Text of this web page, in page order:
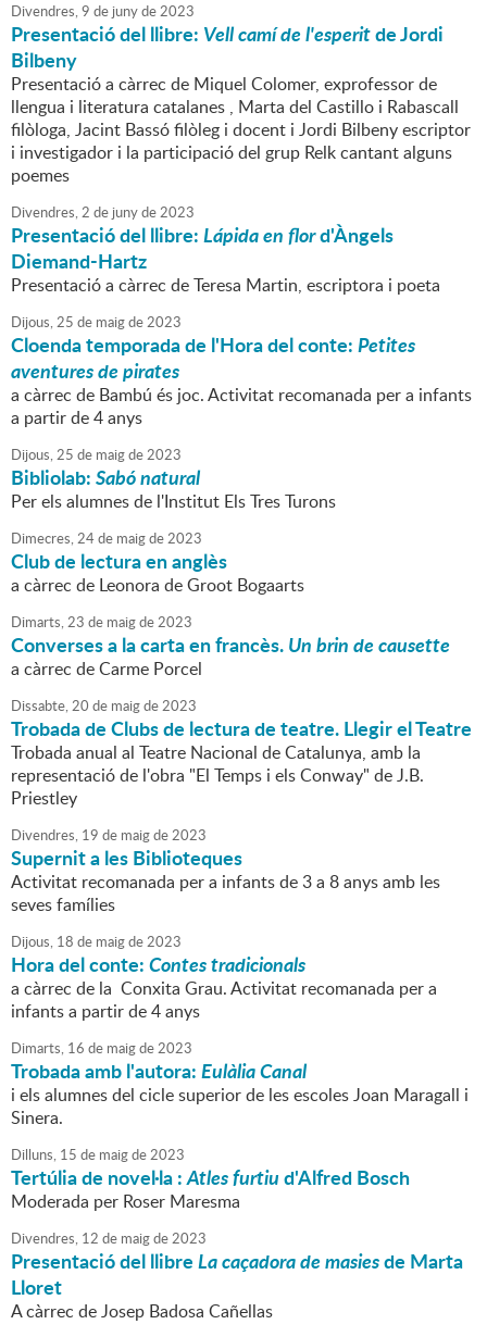
Divendres,9 de junyde2023
Presentació del llibre: Vell camí de l'esperitde Jordi
Bilbeny
Presentació a càrrec de Miquel Colomer, exprofessor de
llengua i literatura catalanes , Marta del Castillo i Rabascall
filòloga, Jacint Bassó filòleg i docent i Jordi Bilbeny escriptor
i investigador i la participació del grup Relk cantant alguns
poemes
Divendres,2 de junyde2023
Presentació del llibre:Lápida en flord'Àngels
Diemand-Hartz
Presentació a càrrec de Teresa Martin, escriptora i poeta
Dijous,25 de maigde2023
Cloenda temporada de l'Hora del conte:Petites
aventures de pirates
a càrrec de Bambú és joc. Activitat recomanada per a infants
a partir de 4 anys
Dijous,25 de maigde2023
Bibliolab:Sabó natural
Per els alumnes de l'Institut Els Tres Turons
Dimecres,24de maigde2023
Club de lectura en anglès
a càrrec de Leonora de Groot Bogaarts
Dimarts,23 de maigde2023
Converses a la carta en francès.Un brin de causette
a càrrec de Carme Porcel
Dissabte,20 de maigde2023
Trobada de Clubs de lectura de teatre. Llegir el Teatre
Trobada anual al Teatre Nacional de Catalunya, amb la
representació de l'obra "El Temps i els Conway" de J.B.
Priestley
Divendres, 19 de maigde2023
Supernit a les Biblioteques
Activitat recomanada per a infants de 3 a 8 anys amb les
seves famílies
Dijous, 18 de maigde2023
Hora del conte:Contes tradicionals
a càrrec de la Conxita Grau. Activitat recomanada per a
infants a partir de 4 anys
Dimarts, 16 de maigde2023
Trobada amb l'autora:Eulàlia Canal
i els alumnes del cicle superior de les escoles Joan Maragall i
Sinera.
Dilluns, 15 de maigde2023
Tertúlia de novel·la :Atles furtiud'Alfred Bosch
Moderada per Roser Maresma
Divendres, 12 de maigde2023
Presentació del llibreLa caçadora de masiesde Marta
Lloret
A càrrec de Josep Badosa Cañellas